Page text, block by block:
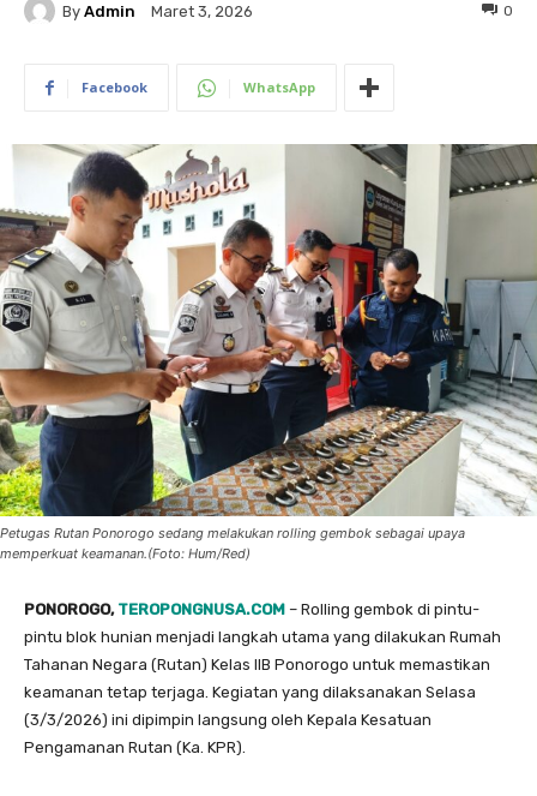
By Admin Maret 3, 2026 0
Facebook WhatsApp
Petugas Rutan Ponorogo sedang melakukan rolling gembok sebagai upaya
memperkuat keamanan.(Foto: Hum/Red)
PONOROGO, TEROPONGNUSA.COM – Rolling gembok di pintu-
pintu blok hunian menjadi langkah utama yang dilakukan Rumah
Tahanan Negara (Rutan) Kelas IIB Ponorogo untuk memastikan
keamanan tetap terjaga. Kegiatan yang dilaksanakan Selasa
(3/3/2026) ini dipimpin langsung oleh Kepala Kesatuan
Pengamanan Rutan (Ka. KPR).